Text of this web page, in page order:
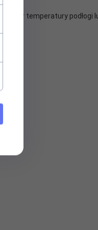
temperatury podłogi